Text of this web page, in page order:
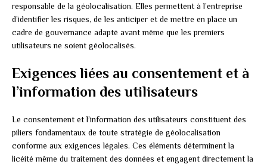
responsable de la géolocalisation. Elles permettent à l’entreprise
d’identifier les risques, de les anticiper et de mettre en place un
cadre de gouvernance adapté avant même que les premiers
utilisateurs ne soient géolocalisés.
Exigences liées au consentement et à
l’information des utilisateurs
Le consentement et l’information des utilisateurs constituent des
piliers fondamentaux de toute stratégie de géolocalisation
conforme aux exigences légales. Ces éléments déterminent la
licéité même du traitement des données et engagent directement la